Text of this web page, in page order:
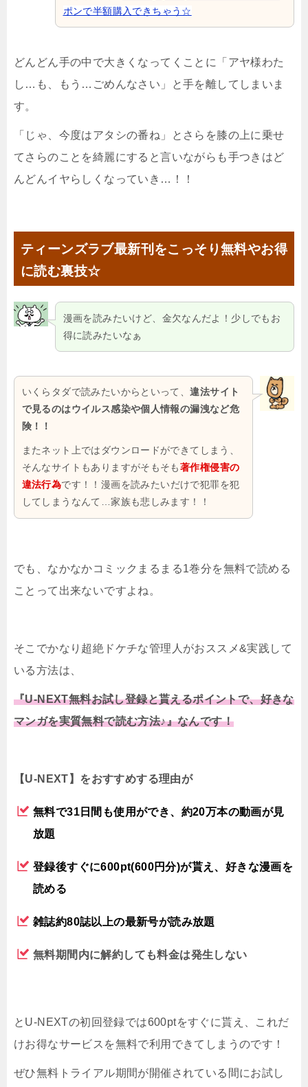
ポンで半額購入できちゃう☆
どんどん手の中で大きくなってくことに「アヤ様わた
し…も、もう…ごめんなさい」と手を離してしまいま
す。
「じゃ、今度はアタシの番ね」とさらを膝の上に乗せ
てさらのことを綺麗にすると言いながらも手つきはど
んどんイヤらしくなっていき…！！
ティーンズラブ最新刊をこっそり無料やお得
に読む裏技☆
漫画を読みたいけど、金欠なんだよ！少しでもお
得に読みたいなぁ
いくらタダで読みたいからといって、違法サイト
で見るのはウイルス感染や個人情報の漏洩など危
険！！
またネット上ではダウンロードができてしまう、
そんなサイトもありますがそもそも著作権侵害の
違法行為です！！漫画を読みたいだけで犯罪を犯
してしまうなんて…家族も悲しみます！！
でも、なかなかコミックまるまる1巻分を無料で読める
ことって出来ないですよね。
そこでかなり超絶ドケチな管理人がおススメ&実践して
いる方法は、
『U-NEXT無料お試し登録と貰えるポイントで、好きな
マンガを実質無料で読む方法♪』なんです！
【U-NEXT】をおすすめする理由が
無料で31日間も使用ができ、約20万本の動画が見
放題
登録後すぐに600pt(600円分)が貰え、好きな漫画を
読める
雑誌約80誌以上の最新号が読み放題
無料期間内に解約しても料金は発生しない
とU-NEXTの初回登録では600ptをすぐに貰え、これだ
けお得なサービスを無料で利用できてしまうのです！
ぜひ無料トライアル期間が開催されている間にお試し